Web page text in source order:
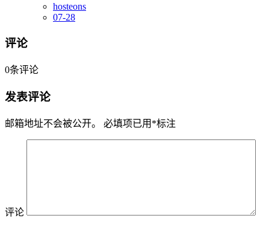
hosteons
07-28
评论
0条评论
发表评论
邮箱地址不会被公开。 必填项已用 *标注
评论